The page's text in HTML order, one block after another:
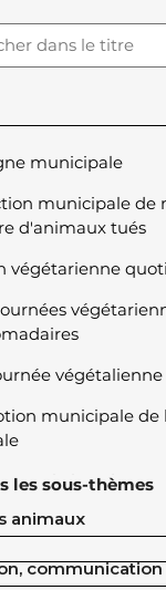
municipale
municipale de
d'animaux tués
végétarienne
municipale de
lors des
de l'élevage
de la ville
les sous-thèmes
animaux
communication